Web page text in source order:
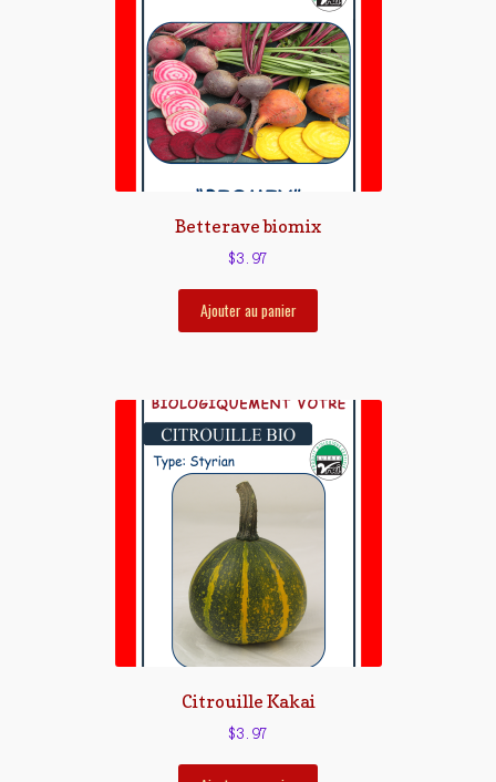
Betterave biomix
$3.97
Ajouter au panier
Citrouille Kakai
$3.97